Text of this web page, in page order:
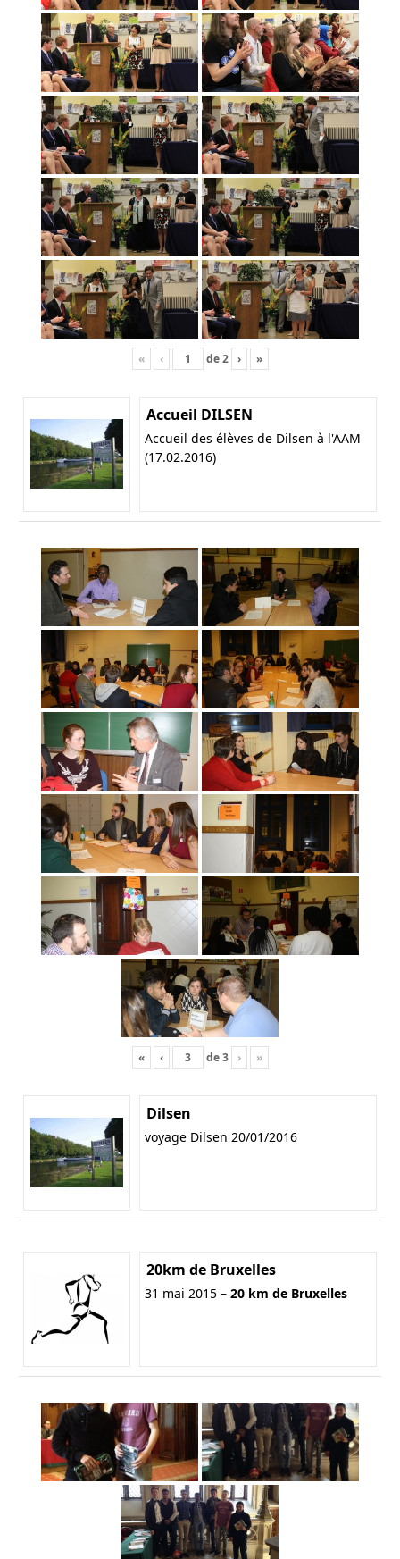
« ‹ de2 › »
Accueil DILSEN
Accueil des élèves de Dilsen à l'AAM
(17.02.2016)
« ‹ de3 › »
Dilsen
voyage Dilsen 20/01/2016
20km de Bruxelles
31 mai 2015 – 20 km de Bruxelles